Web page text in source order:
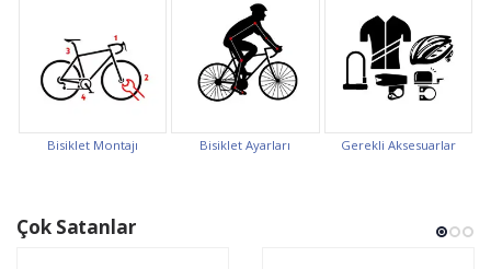
Bisiklet Montajı Bisiklet Ayarları Gerekli Aksesuarlar
Çok Satanlar